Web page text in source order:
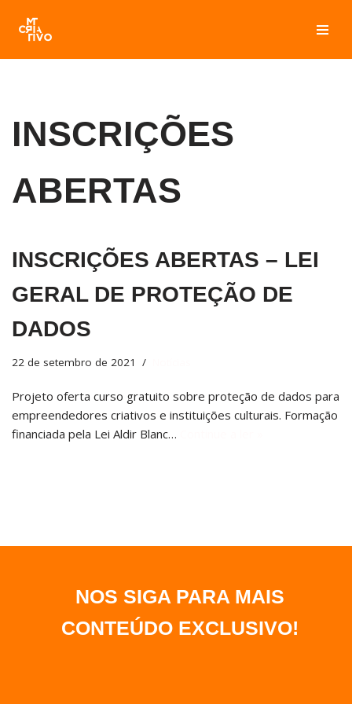
Pular
para
INSCRIÇÕES
ABERTAS
INSCRIÇÕES ABERTAS – LEI
GERAL DE PROTEÇÃO DE
DADOS
22 de setembro de 2021
Projeto oferta curso gratuito sobre proteção de dados para
empreendedores criativos e instituições culturais. Formação
financiada pela Lei Aldir Blanc…
NOS SIGA PARA MAIS
CONTEÚDO EXCLUSIVO!